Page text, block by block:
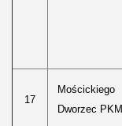
17
Mościckiego
Dworzec PKM